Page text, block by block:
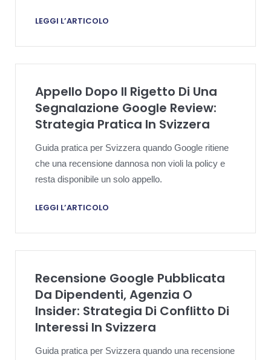
LEGGI L’ARTICOLO
Appello Dopo Il Rigetto Di Una
Segnalazione Google Review:
Strategia Pratica In Svizzera
Guida pratica per Svizzera quando Google ritiene
che una recensione dannosa non violi la policy e
resta disponibile un solo appello.
LEGGI L’ARTICOLO
Recensione Google Pubblicata
Da Dipendenti, Agenzia O
Insider: Strategia Di Conflitto Di
Interessi In Svizzera
Guida pratica per Svizzera quando una recensione